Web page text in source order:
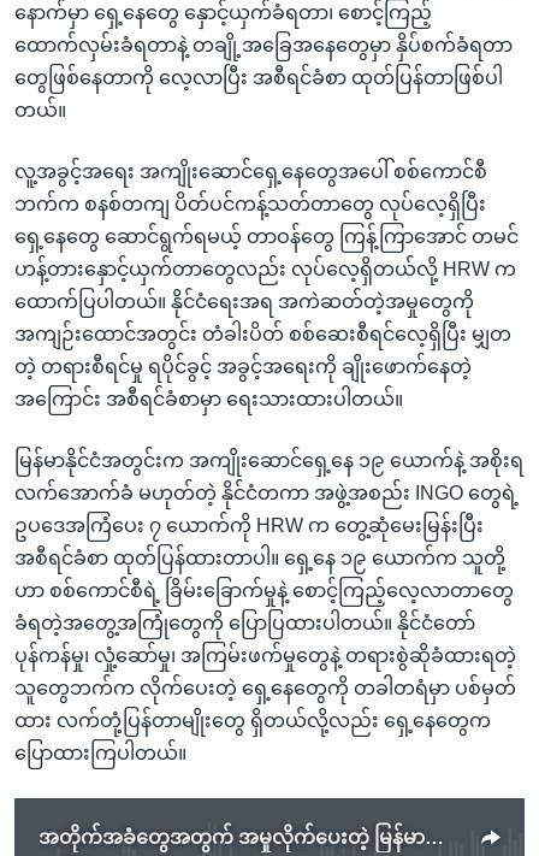
နောက်မှာ ရှေ့နေတွေ နှောင့်ယှက်ခံရတာ၊ စောင့်ကြည့်
ထောက်လှမ်းခံရတာနဲ့ တချို့အခြေအနေတွေမှာ နှိပ်စက်ခံရတာ
တွေဖြစ်နေတာကို လေ့လာပြီး အစီရင်ခံစာ ထုတ်ပြန်တာဖြစ်ပါ
တယ်။
လူ့အခွင့်အရေး အကျိုးဆောင်ရှေ့နေတွေအပေါ် စစ်ကောင်စီ
ဘက်က စနစ်တကျ ပိတ်ပင်ကန့်သတ်တာတွေ လုပ်လေ့ရှိပြီး
ရှေ့နေတွေ ဆောင်ရွက်ရမယ့် တာဝန်တွေ ကြန့်ကြာအောင် တမင်
ဟန့်တားနှောင့်ယှက်တာတွေလည်း လုပ်လေ့ရှိတယ်လို့ HRW က
ထောက်ပြပါတယ်။ နိုင်ငံရေးအရ အကဲဆတ်တဲ့အမှုတွေကို
အကျဉ်းထောင်အတွင်း တံခါးပိတ် စစ်ဆေးစီရင်လေ့ရှိပြီး မျှတ
တဲ့ တရားစီရင်မှု ရပိုင်ခွင့် အခွင့်အရေးကို ချိုးဖောက်နေတဲ့
အကြောင်း အစီရင်ခံစာမှာ ရေးသားထားပါတယ်။
မြန်မာနိုင်ငံအတွင်းက အကျိုးဆောင်ရှေ့နေ ၁၉ ယောက်နဲ့ အစိုးရ
လက်အောက်ခံ မဟုတ်တဲ့ နိုင်ငံတကာ အဖွဲ့အစည်း INGO တွေရဲ့
ဥပဒေအကြံပေး ၇ ယောက်ကို HRW က တွေ့ဆုံမေးမြန်းပြီး
အစီရင်ခံစာ ထုတ်ပြန်ထားတာပါ။ ရှေ့နေ ၁၉ ယောက်က သူတို့
ဟာ စစ်ကောင်စီရဲ့ ခြိမ်းခြောက်မှုနဲ့ စောင့်ကြည့်လေ့လာတာတွေ
ခံရတဲ့အတွေ့အကြုံတွေကို ပြောပြထားပါတယ်။ နိုင်ငံတော်
ပုန်ကန်မှု၊ လှုံ့ဆော်မှု၊ အကြမ်းဖက်မှုတွေနဲ့ တရားစွဲဆိုခံထားရတဲ့
သူတွေဘက်က လိုက်ပေးတဲ့ ရှေ့နေတွေကို တခါတရံမှာ ပစ်မှတ်
ထား လက်တုံ့ပြန်တာမျိုးတွေ ရှိတယ်လို့လည်း ရှေ့နေတွေက
ပြောထားကြပါတယ်။
အတိုက်အခံတွေအတွက် အမှုလိုက်ပေးတဲ့ မြန်မာရှေ့နေတွေ ခြိမ်းခြောက် ဖမ်းဆီးခံနေရ